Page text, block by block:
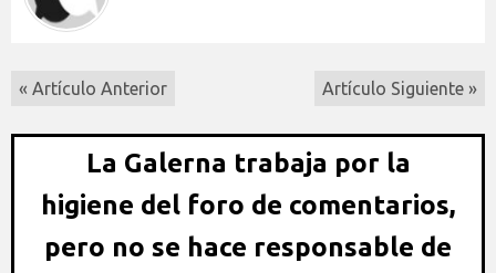
« Artículo Anterior Artículo Siguiente »
La Galerna trabaja por la
higiene del foro de comentarios,
pero no se hace responsable de